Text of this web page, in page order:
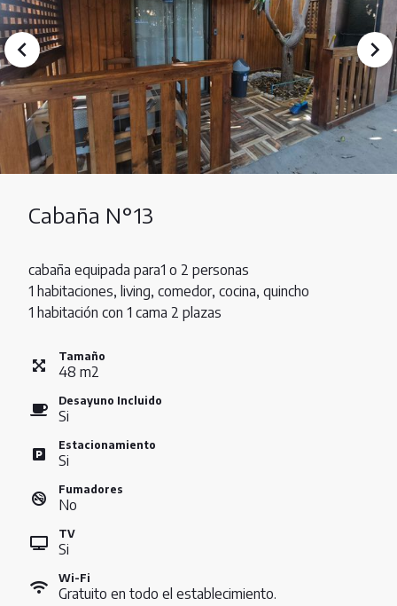
Cabaña N°13
cabaña equipada para1 o 2 personas
1 habitaciones, living, comedor, cocina, quincho
1 habitación con 1 cama 2 plazas
Tamaño
48 m2
Desayuno Incluido
Si
Estacionamiento
Si
Fumadores
No
TV
Si
Wi-Fi
Gratuito en todo el establecimiento.